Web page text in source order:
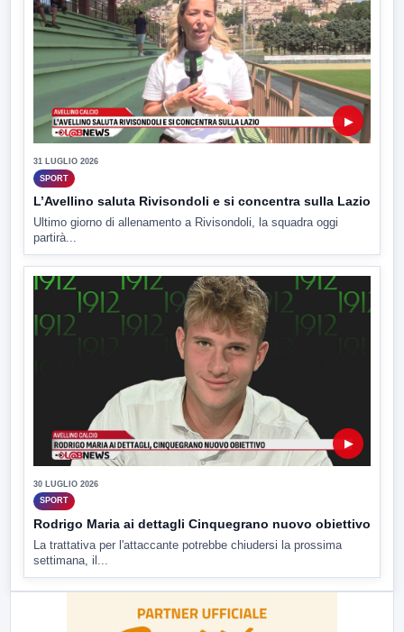
▶
31 LUGLIO 2026
SPORT
L’Avellino saluta Rivisondoli e si concentra sulla Lazio
Ultimo giorno di allenamento a Rivisondoli, la squadra oggi
partirà...
▶
30 LUGLIO 2026
SPORT
Rodrigo Maria ai dettagli Cinquegrano nuovo obiettivo
La trattativa per l'attaccante potrebbe chiudersi la prossima
settimana, il...